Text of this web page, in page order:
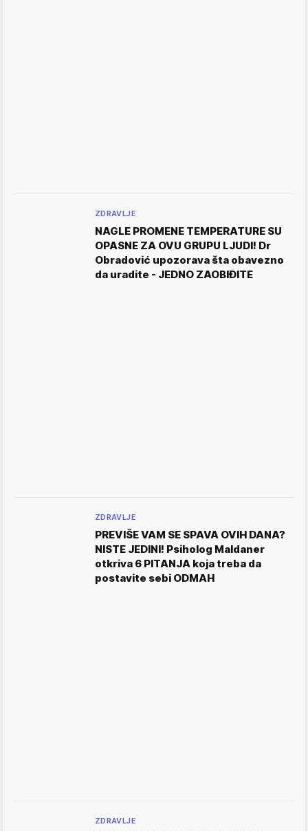
ZDRAVLJE
NAGLE PROMENE TEMPERATURE SU
OPASNE ZA OVU GRUPU LJUDI! Dr
Obradović upozorava šta obavezno
da uradite - JEDNO ZAOBIĐITE
ZDRAVLJE
PREVIŠE VAM SE SPAVA OVIH DANA?
NISTE JEDINI! Psiholog Maldaner
otkriva 6 PITANJA koja treba da
postavite sebi ODMAH
ZDRAVLJE